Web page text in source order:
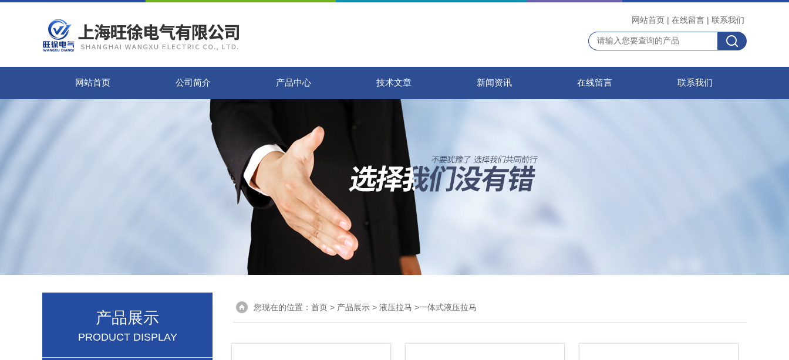
网站首页 | 在线留言 | 联系我们
网站首页 公司简介 产品中心 技术文章 新闻资讯 在线留言 联系我们
产品展示
PRODUCT DISPLAY
您现在的位置： 首页 > 产品展示 > 液压拉马 >一体式液压拉马